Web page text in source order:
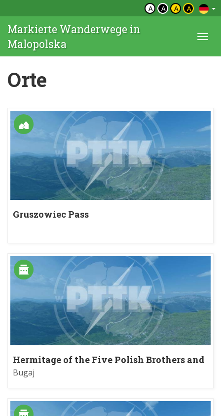
A A A A
Markierte Wanderwege in
Malopolska
Orte
Gruszowiec Pass
Hermitage of the Five Polish Brothers and
St. Maria Magdalene's chapel
Bugaj